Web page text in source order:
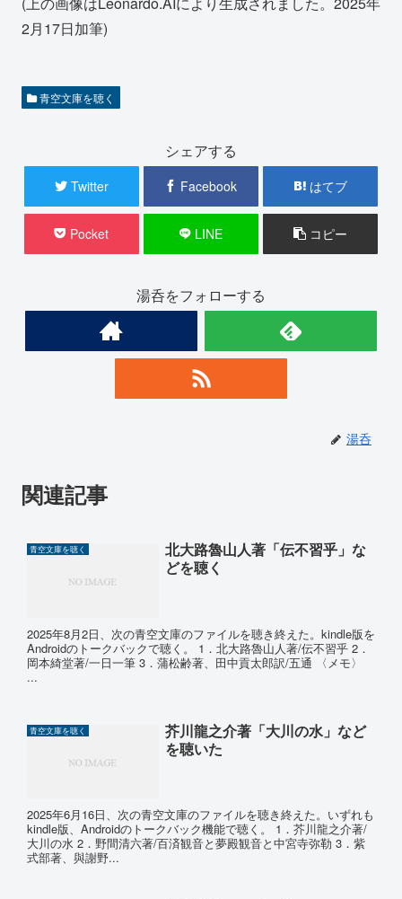
2月17日加筆)
青空文庫を聴く
シェアする
Twitter Facebook はてブ
Pocket LINE コピー
湯呑をフォローする
湯呑
関連記事
青空文庫を聴く
北大路魯山人著「伝不習乎」な
どを聴く
2025年8月2日、次の青空文庫のファイルを聴き終えた。kindle版を
Androidのトークバックで聴く。 1．北大路魯山人著/伝不習乎 2．
岡本綺堂著/一日一筆 3．蒲松齢著、田中貢太郎訳/五通 〈メモ〉
...
青空文庫を聴く
芥川龍之介著「大川の水」など
を聴いた
2025年6月16日、次の青空文庫のファイルを聴き終えた。いずれも
kindle版、Androidのトークバック機能で聴く。 1．芥川龍之介著/
大川の水 2．野間清六著/百済観音と夢殿観音と中宮寺弥勒 3．紫
式部著、與謝野...